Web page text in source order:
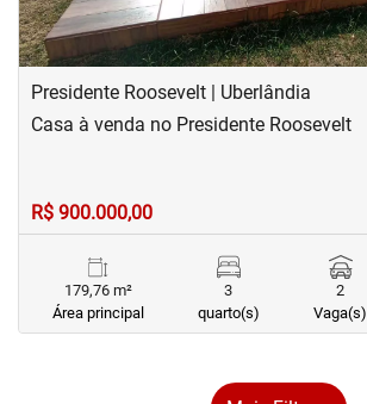
Presidente Roosevelt | Uberlândia
Casa à venda no Presidente Roosevelt
R$ 900.000,00
179,76 m²
Área principal
3
quarto(s)
2
Vaga(s)